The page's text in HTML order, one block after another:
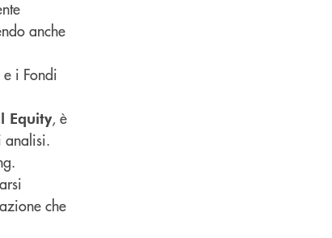
anche
i Fondi
Equity, è
analisi.
che